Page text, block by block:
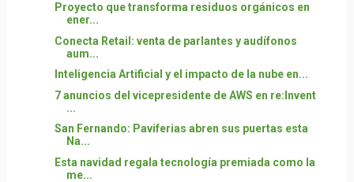
Proyecto que transforma residuos orgánicos en
ener...
Conecta Retail: venta de parlantes y audífonos
aum...
Inteligencia Artificial y el impacto de la nube en...
7 anuncios del vicepresidente de AWS en re:Invent
...
San Fernando: Paviferias abren sus puertas esta
Na...
Esta navidad regala tecnología premiada como la
me...